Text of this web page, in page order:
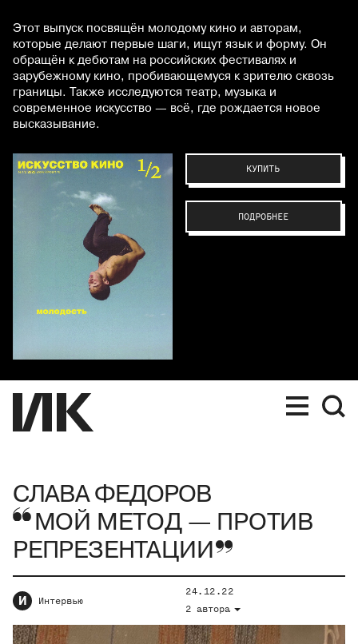
Этот выпуск посвящён молодому кино и авторам,
которые делают первые шаги, ищут язык и форму. Он
обращён к дебютам на российских фестивалях и
зарубежному кино, пробивающемуся к зрителю сквозь
границы. Также исследуются театр, музыка и
современное искусство — всё, где рождается новое
высказывание.
КУПИТЬ
ПОДРОБНЕЕ
СЛАВА ФЕДОРОВ
МОЙ МЕТОД — ПРОТИВ
РЕПРЕЗЕНТАЦИИ
И Интервью
24.12.22
2 автора